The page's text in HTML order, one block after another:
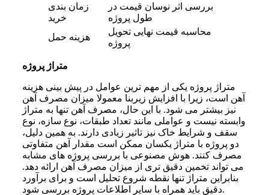
زمان بندی
خرید
بررسی اثر نوسان قیمت در
طول پروژه
هزینه حمل
محاسبه قیمت نهایی تحویل
پروژه
متراژ پروژه
متراژ پروژه یکی از مهم ترین عوامل در پیش بینی هزینه
آهن است، زیرا با افزایش زیربنا معمولا میزان مصرف آهن
نیز بیشتر می شود. با این حال، مصرف آهن تنها به متراژ
وابسته نیست و عواملی مانند تعداد طبقات، نوع سازه، نوع
سقف و شرایط خاک نیز تاثیر زیادی دارند. به همین دلیل،
دو پروژه با متراژ یکسان ممکن است مقدار آهن متفاوتی
مصرف کنند. هوش مصنوعی با بررسی پروژه های مشابه
می تواند تخمین دقیق تری از میزان مصرف آهن ارائه دهد.
بنابراین متراژ تنها نقطه شروع تحلیل است و برای برآورد
دقیق باید همراه با سایر اطلاعات پروژه بررسی شود.